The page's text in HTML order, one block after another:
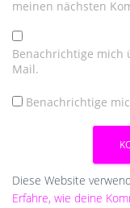
meinen nächsten
Benachrichtige mich
Mail.
Benachrichtige
Diese Website
Erfahre, wie deine